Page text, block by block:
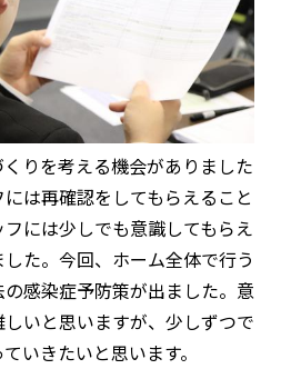
りを考える機会がありました
は再確認をしてもらえること
には少しでも意識してもらえ
た。今回、ホーム全体で行う
感染症予防策が出ました。意
いと思いますが、少しずつで
いきたいと思います。